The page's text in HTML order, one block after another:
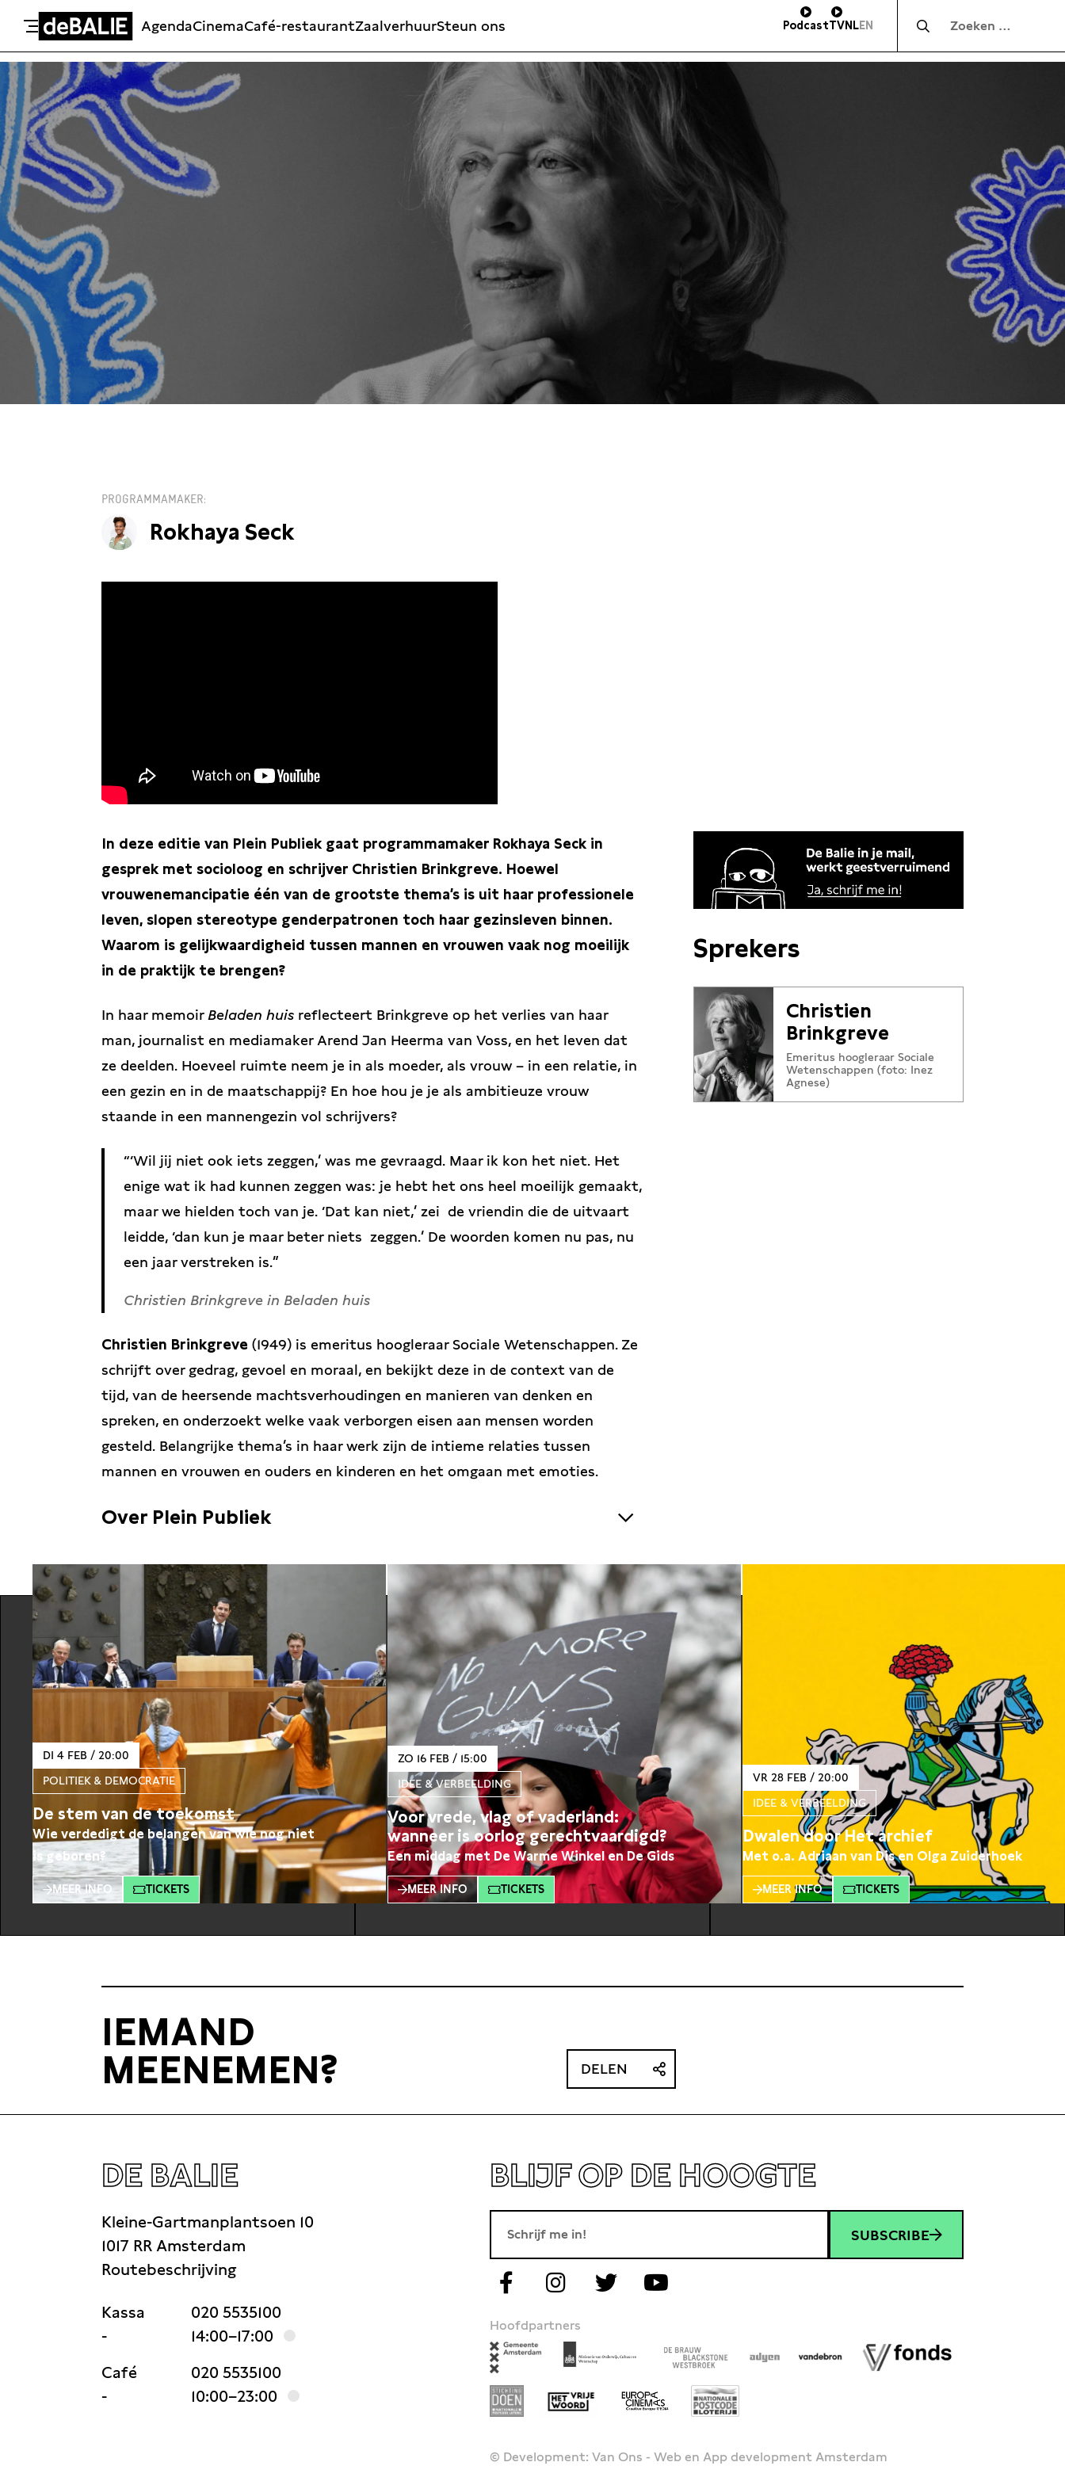
Meteen naar de content
De Balie
AgendaCinemaCafé-restaurantZaalverhuurSteun ons PodcastTVNLEN
VR 31 JANUARI / 17:30 / PLEINZAAL
PROGRAMMAMAKER
Rokhaya Seck
In deze editie van Plein Publiek gaat programmamaker Rokhaya Seck in
gesprek met socioloog en schrijver Christien Brinkgreve. Hoewel
vrouwenemancipatie één van de grootste thema’s is uit haar professionele
leven, slopen stereotype genderpatronen toch haar gezinsleven binnen.
Waarom is gelijkwaardigheid tussen mannen en vrouwen vaak nog moeilijk
in de praktijk te brengen?
In haar memoir Beladen huis reflecteert Brinkgreve op het verlies van haar
man, journalist en mediamaker Arend Jan Heerma van Voss, en het leven dat
ze deelden. Hoeveel ruimte neem je in als moeder, als vrouw – in een relatie, in
een gezin en in de maatschappij? En hoe hou je je als ambitieuze vrouw
staande in een mannengezin vol schrijvers?
‘Wil jij niet ook iets zeggen,’ was me gevraagd. Maar ik kon het niet. Het
enige wat ik had kunnen zeggen was: je hebt het ons heel moeilijk gemaakt,
maar we hielden toch van je. ‘Dat kan niet,’ zei de vriendin die de uitvaart
leidde, ‘dan kun je maar beter niets zeggen.’ De woorden komen nu pas, nu
een jaar verstreken is.
Christien Brinkgreve in Beladen huis
Christien Brinkgreve (1949) is emeritus hoogleraar Sociale Wetenschappen. Ze
schrijft over gedrag, gevoel en moraal, en bekijkt deze in de context van de
tijd, van de heersende machtsverhoudingen en manieren van denken en
spreken, en onderzoekt welke vaak verborgen eisen aan mensen worden
gesteld. Belangrijke thema’s in haar werk zijn de intieme relaties tussen
mannen en vrouwen en ouders en kinderen en het omgaan met emoties.
Over Plein Publiek
Plein Publiek is een serie diepte-interviews met bekende makers, geïnterviewd
door onze programmamakers. Wie er aan tafel zit en waarom, dat bepalen
onze programmamakers. Eén ding staat vast: het zijn allemaal uitzonderlijke
en gedurfde makers waar iedereen wat van op kan steken.
Begin je weekend onder het genot van een drankje en een dosis aan inspiratie.
Geheel intiem in onze Pleinzaal aan het bruisende Leidseplein.
Sprekers
Christien
Brinkgreve
Emeritus hoogleraar Sociale
Wetenschappen (foto: Inez
Agnese)
DI 4 FEB / 20:00
POLITIEK & DEMOCRATIE
De stem van de toekomst
Wie verdedigt de belangen van wie nog niet
is geboren?
MEER INFO TICKETS
ZO 16 FEB / 15:00
IDEE & VERBEELDING
Voor vrede, vlag of vaderland:
wanneer is oorlog gerechtvaardigd?
Een middag met De Warme Winkel en De Gids
MEER INFO TICKETS
VR 28 FEB / 20:00
IDEE & VERBEELDING
Dwalen door Het archief
Met o.a. Adriaan van Dis en Olga Zuiderhoek
MEER INFO TICKETS
IEMAND
MEENEMEN?
DELEN
DE BALIE
Kleine-Gartmanplantsoen 10
1017 RR Amsterdam
Routebeschrijving
Kassa
020 5535100
-
14:00–17:00
Café
020 5535100
-
10:00–23:00
BLIJF OP DE HOOGTE
SUBSCRIBE
Hoofdpartners
© Development: Van Ons - Web en App development Amsterdam